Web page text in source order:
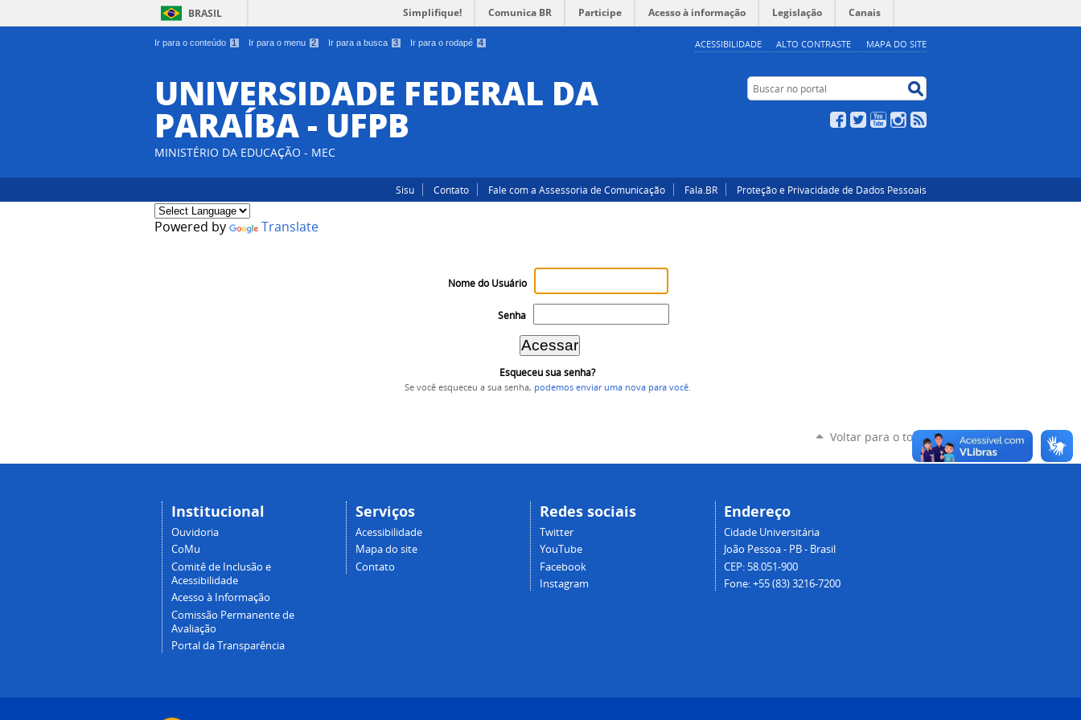
Ir para o conteúdo 1 Ir para o menu 2 Ir para a busca 3 Ir para o rodapé 4 ACESSIBILIDADE ALTO CONTRASTE MAPA DO SITE
BRASIL Simplifique! Comunica BR Participe Acesso à informação Legislação Canais
UNIVERSIDADE FEDERAL DA
PARAÍBA - UFPB
MINISTÉRIO DA EDUCAÇÃO - MEC
Buscar no portal
Facebook
TwitterYouTubeInstagram
Sisu Contato Fale com a Assessoria de Comunicação Fala.BR Proteção e Privacidade de Dados Pessoais
Powered by Translate
Nome do Usuário
Senha
Esqueceu sua senha?
Se você esqueceu a sua senha, podemos enviar uma nova para você.
Voltar para o topo
Institucional
Ouvidoria
CoMu
Comitê de Inclusão e
Acessibilidade
Acesso à Informação
Comissão Permanente de
Avaliação
Portal da Transparência
Serviços
Acessibilidade
Mapa do site
Contato
Redes sociais
Twitter
YouTube
Facebook
Instagram
Endereço
Cidade Universitária
João Pessoa - PB - Brasil
CEP: 58.051-900
Fone: +55 (83) 3216-7200